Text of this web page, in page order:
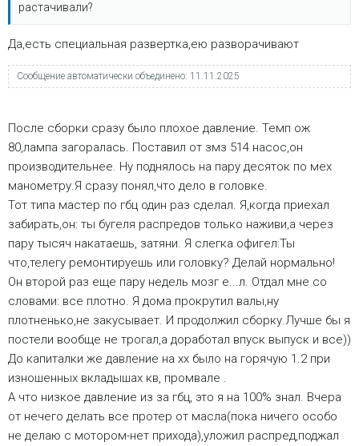
растачивали?
Да,есть специальная развертка,ею разворачивают
Сообщение автоматически объединено: 11.11.2025
После сборки сразу было плохое давление. Темп ож
80,лампа загоралась. Поставил от змз 514 насос,он
производительнее. Ну поднялось на пару десяток по мех
манометру.Я сразу понял,что дело в головке.
Тот типа мастер по гбц один раз сделал. Я,когда приехал
забирать,он: ты бугеля распредов только наживи,а через
пару тысяч накатаешь, затяни. Я слегка офигел:Ты
что,телегу ремонтируешь или головку? Делай нормально!
Он второй раз еще пару недель мозг е...л. Отдал мне со
словами: все плотно. Я дома прокрутил валы,ну
плотненько,не закусывает. И продолжил сборку.Лучше бы я
постели вообще не трогал,а доработал впуск выпуск и все))
До капиталки же давление на хх было на горячую 1.2 при
изношенных вкладышах кв, промвале .
А что низкое давление из за гбц, это я на 100% знал. Вчера
от нечего делать все протер от масла(пока ничего особо
не делаю с мотором-нет прихода),уложил распред,поджал